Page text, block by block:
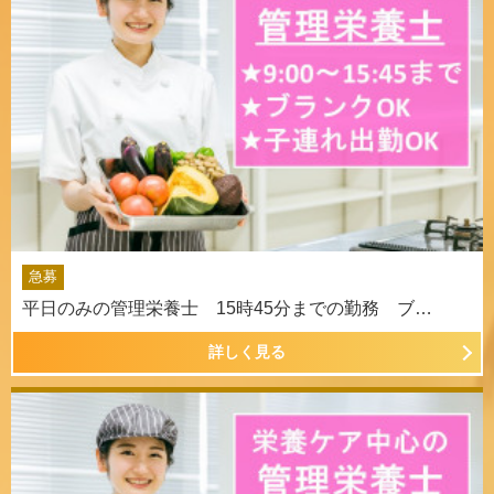
急募
平日のみの管理栄養士 15時45分までの勤務 ブ…
詳しく見る